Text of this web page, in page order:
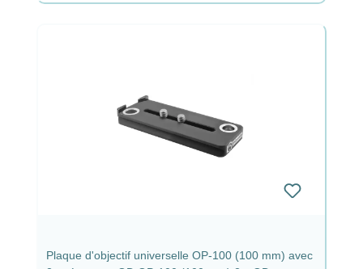
Plaque d'objectif universelle OP-100 (100 mm) avec